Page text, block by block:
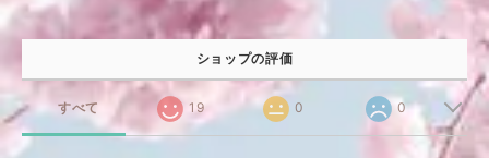
ショップの評価
すべて 19 0 0